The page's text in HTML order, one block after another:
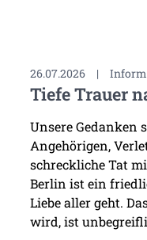
26.07.2026 |
Tiefe Trauer
Unsere Gedanken
Angehörigen,
schreckliche Tat
Berlin ist ein
Liebe aller geht.
wird, ist